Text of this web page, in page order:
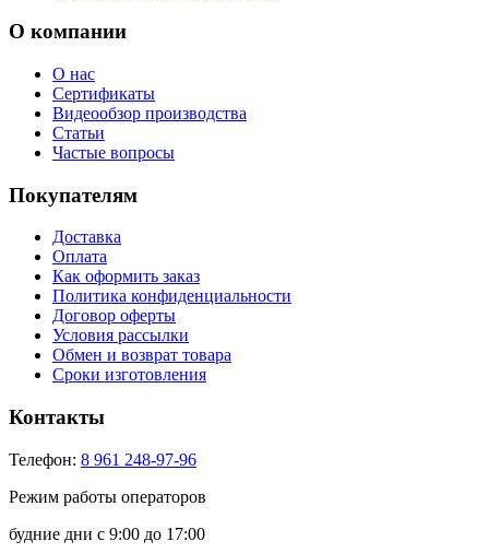
О компании
О нас
Сертификаты
Видеообзор производства
Статьи
Частые вопросы
Покупателям
Доставка
Оплата
Как оформить заказ
Политика конфиденциальности
Договор оферты
Условия рассылки
Обмен и возврат товара
Сроки изготовления
Контакты
Телефон: 8 961 248-97-96
Режим работы операторов
будние дни с 9:00 до 17:00